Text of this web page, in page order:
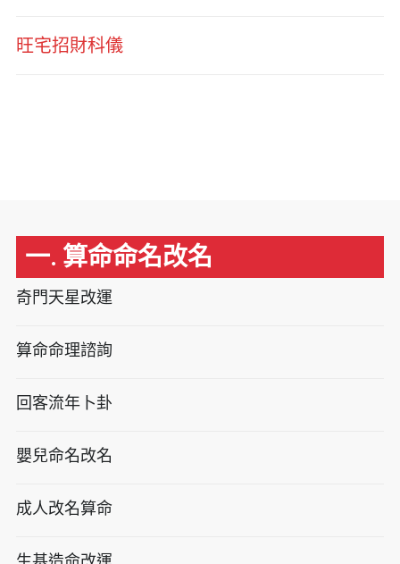
旺宅招財科儀
一. 算命命名改名
奇門天星改運
算命命理諮詢
回客流年卜卦
嬰兒命名改名
成人改名算命